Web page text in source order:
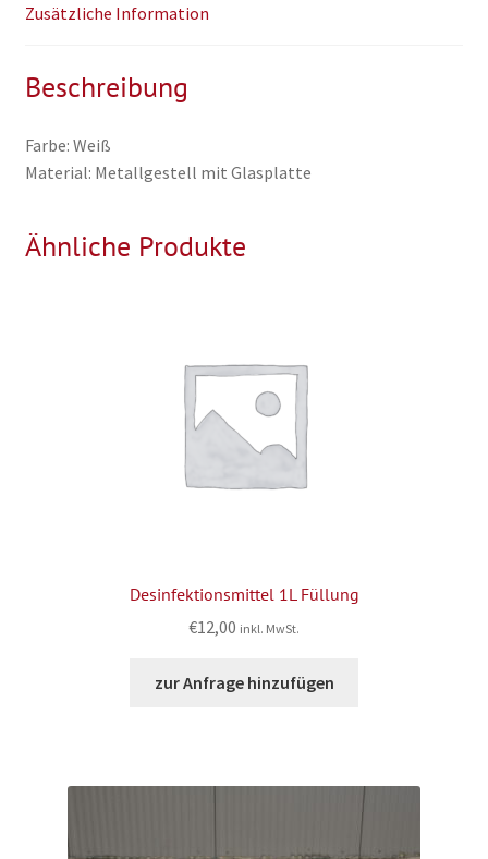
Zusätzliche Information
Beschreibung
Farbe: Weiß
Material: Metallgestell mit Glasplatte
Ähnliche Produkte
Desinfektionsmittel 1L Füllung
€12,00 inkl. MwSt.
zur Anfrage hinzufügen